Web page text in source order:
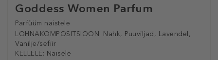
Goddess Women Parfum
Parfüüm naistele
LÕHNAKOMPOSITSIOON: Nahk, Puuviljad, Lavendel,
Vanilje/sefiir
KELLELE: Naisele